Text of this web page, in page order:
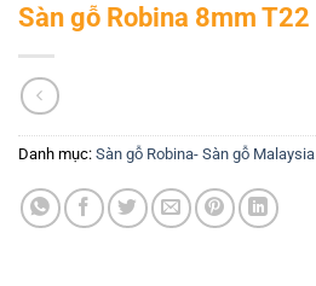
Sàn gỗ Robina 8mm T22
Danh mục: Sàn gỗ Robina- Sàn gỗ Malaysia